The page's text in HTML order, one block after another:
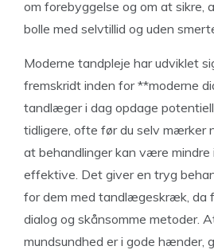
om forebyggelse og om at sikre,
bolle med selvtillid og uden
Moderne tandpleje har udviklet
fremskridt inden for **moderne
tandlæger i dag opdage
tidligere, ofte før du selv mærker
at behandlinger kan være mindre
effektive. Det giver en tryg
for dem med tandlægeskræk, da
dialog og skånsomme metoder.
mundsundhed er i gode hænder,